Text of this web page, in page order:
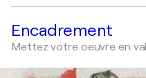
Encadrement
Mettez votre oeuvre en